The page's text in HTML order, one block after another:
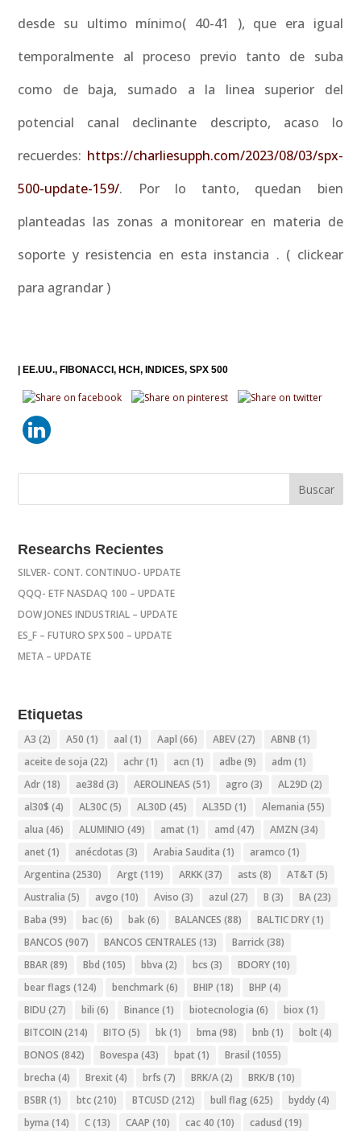
desde su ultimo mínimo( 40-41 ), que era igual
temporalmente al proceso previo tanto de suba
como de baja, sumado a la linea superior del
potencial canal declinante descripto, acaso lo
recuerdes: https://charliesupph.com/2023/08/03/spx-
500-update-159/. Por lo tanto, quedan bien
planteadas las zonas a monitorear en materia de
soporte y resistencia en esta instancia . ( clickear
para agrandar )
EE.UU. FIBONACCI HCH INDICES SPX 500
Researchs Recientes
SILVER- CONT. CONTINUO- UPDATE
QQQ- ETF NASDAQ 100 – UPDATE
DOW JONES INDUSTRIAL – UPDATE
ES_F – FUTURO SPX 500 – UPDATE
META – UPDATE
Etiquetas
A3 (2) A50 (1) aal (1) Aapl (66) ABEV(27) ABNB (1)
aceite de soja (22) achr(1) acn (1) adbe (9) adm (1)
Adr(18) ae38d (3) AEROLINEAS (51) agro (3) AL29D (2)
al30$ (4) AL30C(5) AL30D (45) AL35D (1) Alemania (55)
alua (46) ALUMINIO (49) amat (1) amd (47) AMZN (34)
anet (1) anécdotas (3) Arabia Saudita (1) aramco (1)
Argentina (2530) Argt (119) ARKK(37) asts (8) AT&T (5)
Australia (5) avgo (10) Aviso (3) azul (27) B (3) BA(23)
Baba (99) bac(6) bak(6) BALANCES (88) BALTIC DRY(1)
BANCOS (907) BANCOS CENTRALES (13) Barrick(38)
BBAR(89) Bbd (105) bbva (2) bcs (3) BDORY(10)
bear flags (124) benchmark(6) BHIP (18) BHP (4)
BIDU (27) bili (6) Binance (1) biotecnologia (6) biox (1)
BITCOIN (214) BITO (5) bk(1) bma (98) bnb (1) bolt (4)
BONOS (842) Bovespa (43) bpat (1) Brasil (1055)
brecha (4) Brexit (4) brfs (7) BRK/A(2) BRK/B (10)
BSBR(1) btc(210) BTCUSD (212) bull flag (625) byddy(4)
byma (14) C(13) CAAP (10) cac 40 (10) cadusd (19)